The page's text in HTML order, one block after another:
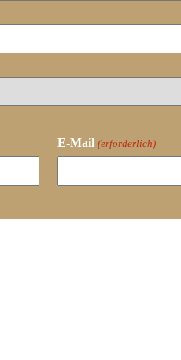
E-Mail (erforderlich)